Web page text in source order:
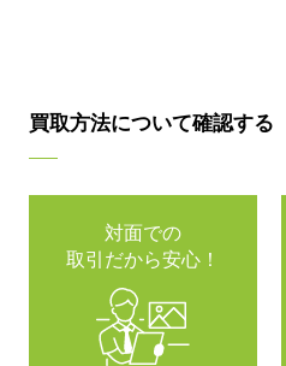
買取方法について確認する
対面での
取引だから安心！